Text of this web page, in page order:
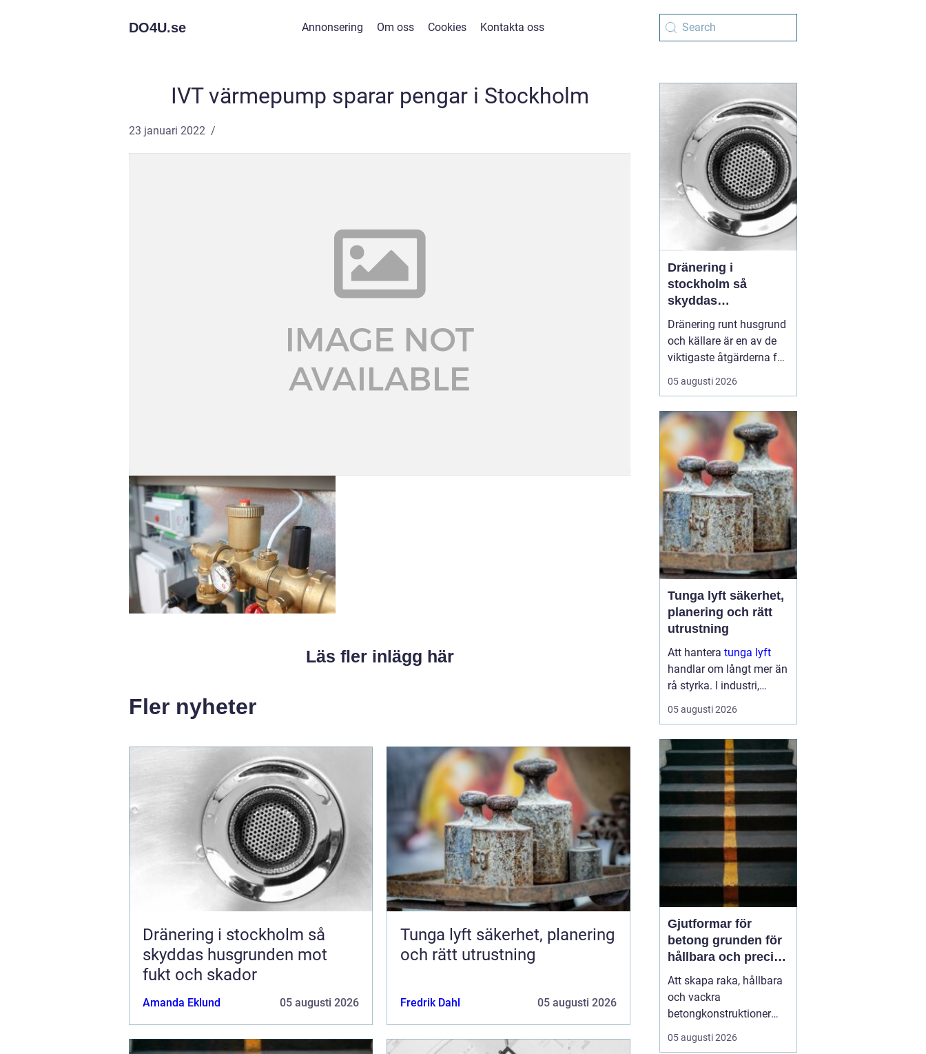
DO4U.se Annonsering Om oss Cookies Kontakta oss
IVT värmepump sparar pengar i Stockholm
23 januari 2022
Läs fler inlägg här
Fler nyheter
Dränering i stockholm så
skyddas husgrunden mot
fukt och skador
Amanda Eklund 05 augusti 2026
Tunga lyft säkerhet, planering
och rätt utrustning
Fredrik Dahl 05 augusti 2026
Dränering i
stockholm så
skyddas
husgrunden mot
fukt och skador
Dränering runt husgrund
och källare är en av de
viktigaste åtgärderna för
att skydda en fastighet
på lång sikt. I
markförhållanden, äldre
bebyggelse och kraftiga
regn skapar extra
påfrestningar, kan en
genomtänkt dränering
vara skillna...
05 augusti 2026
Tunga lyft säkerhet,
planering och rätt
utrustning
Att hantera tunga lyft
handlar om långt mer än
rå styrka. I industri,
byggprojekt och
infrastruktur kan ett
allvarliga skador på
människor, maskiner och
byggnader. Samtidigt ...
05 augusti 2026
Gjutformar för
betong grunden för
hållbara och precisa
konstruktioner
Att skapa raka, hållbara
och vackra
betongkonstruktioner
handlar inte bara om rätt
betongrecept eller bra
05 augusti 2026